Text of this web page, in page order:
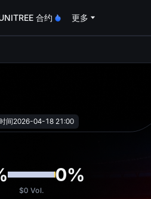
合约 更多
间2026-04-18 21:00
0%
$0 Vol.